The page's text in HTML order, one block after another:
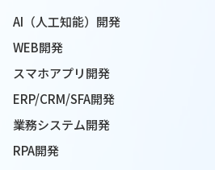
AI（人工知能）開発
WEB開発
スマホアプリ開発
ERP/CRM/SFA開発
業務システム開発
RPA開発